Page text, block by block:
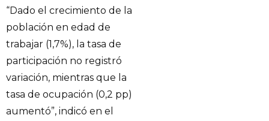
“Dado el crecimiento de la
población en edad de
trabajar (1,7%), la tasa de
participación no registró
variación, mientras que la
tasa de ocupación (0,2 pp)
aumentó”, indicó en el